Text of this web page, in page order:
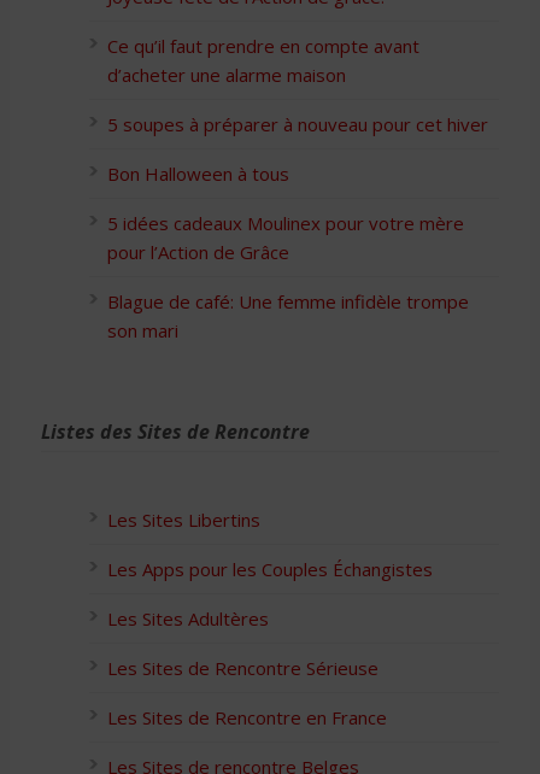
Ce qu’il faut prendre en compte avant
d’acheter une alarme maison
5 soupes à préparer à nouveau pour cet hiver
Bon Halloween à tous
5 idées cadeaux Moulinex pour votre mère
pour l’Action de Grâce
Blague de café: Une femme infidèle trompe
son mari
Listes des Sites de Rencontre
Les Sites Libertins
Les Apps pour les Couples Échangistes
Les Sites Adultères
Les Sites de Rencontre Sérieuse
Les Sites de Rencontre en France
Les Sites de rencontre Belges